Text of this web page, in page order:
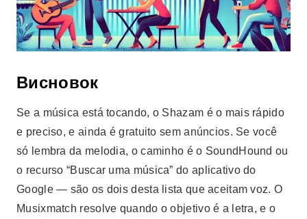
Висновок
Se a música está tocando, o Shazam é o mais rápido
e preciso, e ainda é gratuito sem anúncios. Se você
só lembra da melodia, o caminho é o SoundHound ou
o recurso “Buscar uma música” do aplicativo do
Google — são os dois desta lista que aceitam voz. O
Musixmatch resolve quando o objetivo é a letra, e o